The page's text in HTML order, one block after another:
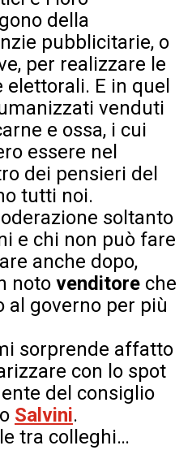
della
pubblicitarie, o
per realizzare le
E in quel
venduti
e ossa, i cui
essere nel
dei pensieri del
tutti noi.
soltanto
e chi non può fare
anche dopo,
noto venditore che
al governo per più
sorprende affatto
con lo spot
del consiglio
Salvini.
tra colleghi…